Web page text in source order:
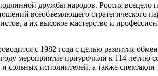
дружбы народов. Россия всецело
всеобъемлющего стратегического
а их высокое мастерство и
с 1982 года с целью развития
мероприятие приурочили к 114-
исполнителей, а также спектакли